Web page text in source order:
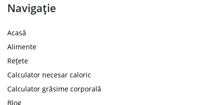
Navigație
Acasă
Alimente
Rețete
Calculator necesar caloric
Calculator grăsime corporală
Blog